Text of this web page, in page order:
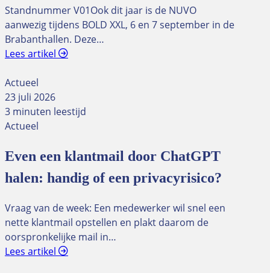
Standnummer V01Ook dit jaar is de NUVO
aanwezig tijdens BOLD XXL, 6 en 7 september in de
Brabanthallen. Deze…
Lees artikel
Actueel
23 juli 2026
3 minuten leestijd
Actueel
Even een klantmail door ChatGPT
halen: handig of een privacyrisico?
Vraag van de week: Een medewerker wil snel een
nette klantmail opstellen en plakt daarom de
oorspronkelijke mail in…
Lees artikel